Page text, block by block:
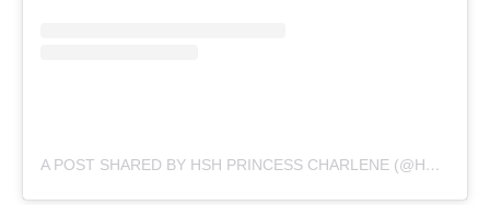
A POST SHARED BY HSH PRINCESS CHARLENE (@HSHPRINCESSCHARLENE)